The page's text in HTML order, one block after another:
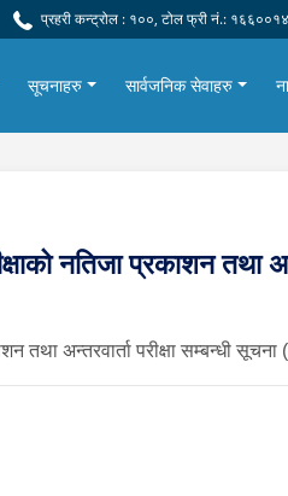
प्रहरी कन्ट्रोल : १००, टोल फ्री नं.:
सूचनाहरु सार्वजनिक सेवाहरु
नतिजा प्रकाशन तथा
तथा अन्तरवार्ता परीक्षा सम्बन्धी